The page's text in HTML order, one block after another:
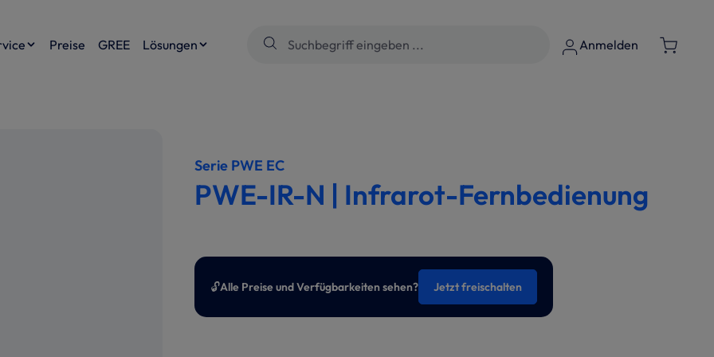
Preise GREE Lösungen Anmelden
Serie PWE EC
PWE-IR-N | Infrarot-Fernbedienung
🔓Alle Preise und Verfügbarkeiten sehen? Jetzt freischalten